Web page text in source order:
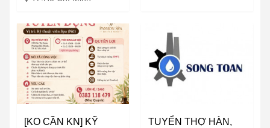
[KO CẦN KN] KỸ
TUYỂN THỢ HÀN,